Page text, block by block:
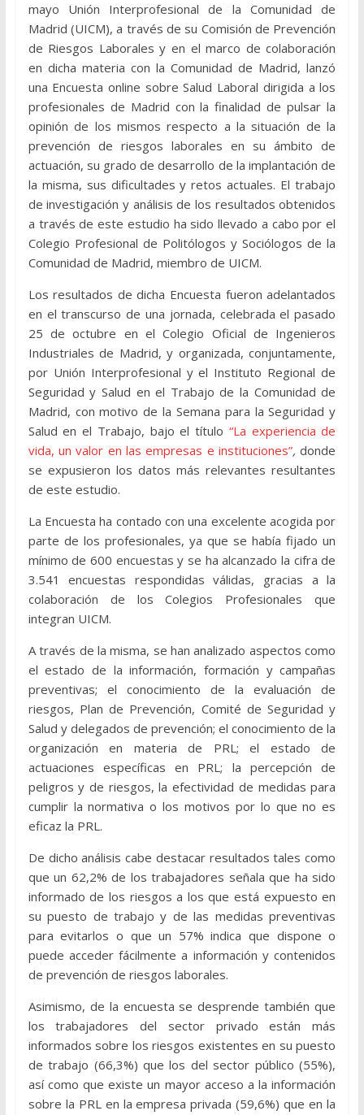
mayo Unión Interprofesional de la Comunidad de
Madrid (UICM), a través de su Comisión de Prevención
de Riesgos Laborales y en el marco de colaboración
en dicha materia con la Comunidad de Madrid, lanzó
una Encuesta online sobre Salud Laboral dirigida a los
profesionales de Madrid con la finalidad de pulsar la
opinión de los mismos respecto a la situación de la
prevención de riesgos laborales en su ámbito de
actuación, su grado de desarrollo de la implantación de
la misma, sus dificultades y retos actuales. El trabajo
de investigación y análisis de los resultados obtenidos
a través de este estudio ha sido llevado a cabo por el
Colegio Profesional de Politólogos y Sociólogos de la
Comunidad de Madrid, miembro de UICM.
Los resultados de dicha Encuesta fueron adelantados
en el transcurso de una jornada, celebrada el pasado
25 de octubre en el Colegio Oficial de Ingenieros
Industriales de Madrid, y organizada, conjuntamente,
por Unión Interprofesional y el Instituto Regional de
Seguridad y Salud en el Trabajo de la Comunidad de
Madrid, con motivo de la Semana para la Seguridad y
Salud en el Trabajo, bajo el título “La experiencia de
vida, un valor en las empresas e instituciones”,donde
se expusieron los datos más relevantes resultantes
de este estudio.
La Encuesta ha contado con una excelente acogida por
parte de los profesionales, ya que se había fijado un
mínimo de 600 encuestas y se ha alcanzado la cifra de
3.541 encuestas respondidas válidas, gracias a la
colaboración de los Colegios Profesionales que
integran UICM.
A través de la misma, se han analizado aspectos como
el estado de la información, formación y campañas
preventivas; el conocimiento de la evaluación de
riesgos, Plan de Prevención, Comité de Seguridad y
Salud y delegados de prevención; el conocimiento de la
organización en materia de PRL; el estado de
actuaciones específicas en PRL; la percepción de
peligros y de riesgos, la efectividad de medidas para
cumplir la normativa o los motivos por lo que no es
eficaz la PRL.
De dicho análisis cabe destacar resultados tales como
que un 62,2% de los trabajadores señala que ha sido
informado de los riesgos a los que está expuesto en
su puesto de trabajo y de las medidas preventivas
para evitarlos o que un 57% indica que dispone o
puede acceder fácilmente a información y contenidos
de prevención de riesgos laborales.
Asimismo, de la encuesta se desprende también que
los trabajadores del sector privado están más
informados sobre los riesgos existentes en su puesto
de trabajo (66,3%) que los del sector público (55%),
así como que existe un mayor acceso a la información
sobre la PRL en la empresa privada (59,6%) que en la